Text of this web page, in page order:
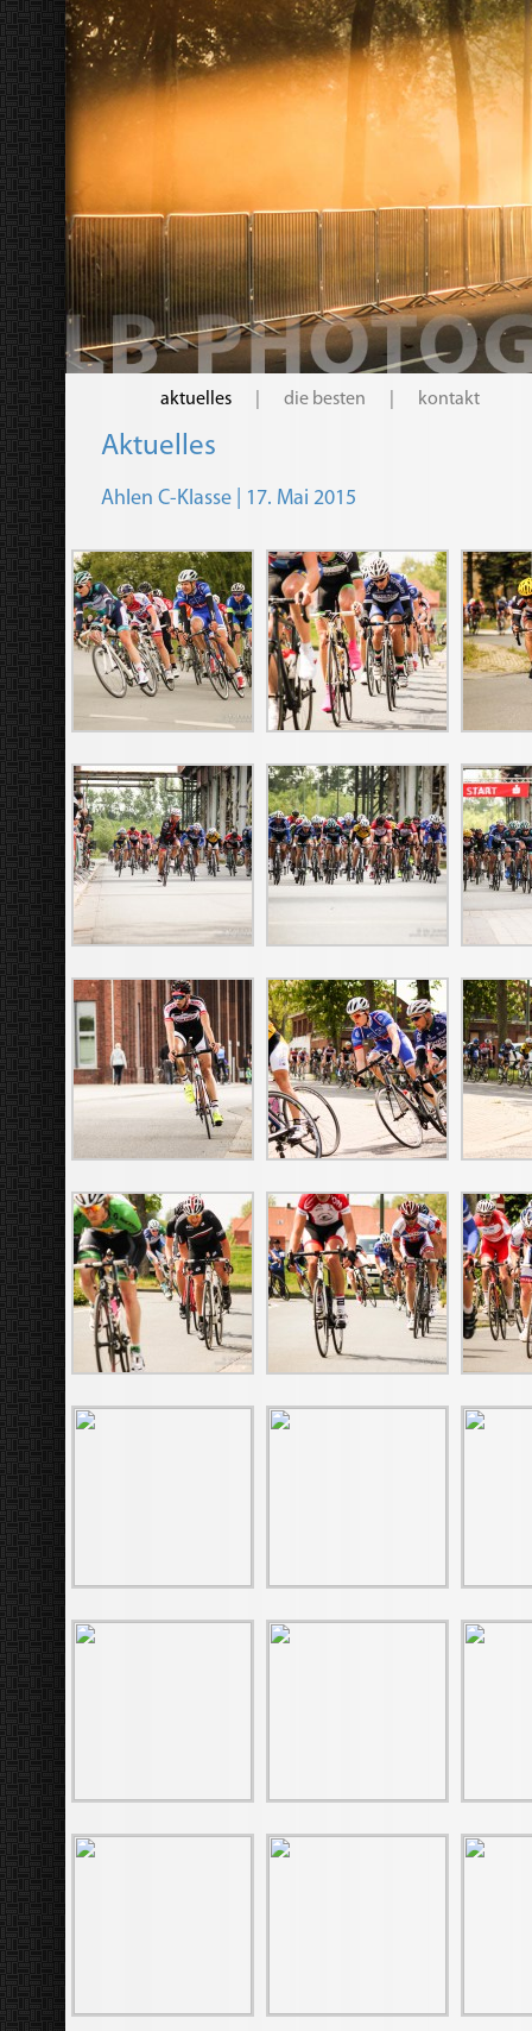
aktuelles die besten kontakt
Aktuelles
Ahlen C-Klasse | 17. Mai 2015